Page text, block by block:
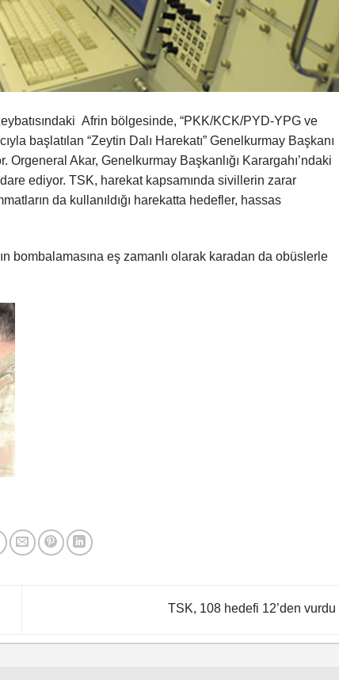
Afrin bölgesinde, “PKK/KCK/PYD-YPG ve
başlatılan “Zeytin Dalı Harekatı” Genelkurmay Başkanı
Akar, Genelkurmay Başkanlığı Karargahı’ndaki
ediyor. TSK, harekat kapsamında sivillerin zarar
da kullanıldığı harekatta hedefler, hassas
bombalamasına eş zamanlı olarak karadan da obüslerle
TSK, 108 hedefi 12’den vurdu